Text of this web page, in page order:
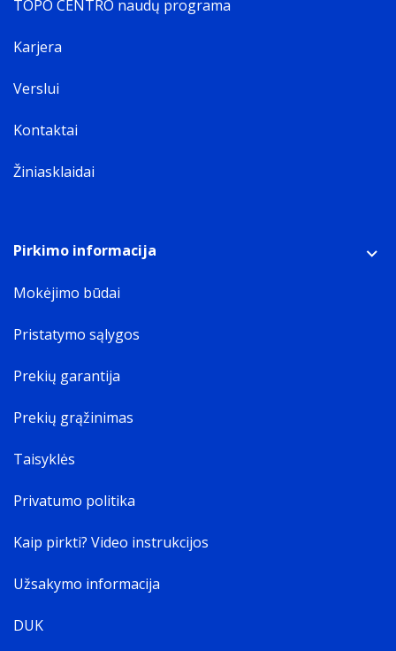
TOPO CENTRO naudų programa
Karjera
Verslui
Kontaktai
Žiniasklaidai
Pirkimo informacija
Mokėjimo būdai
Pristatymo sąlygos
Prekių garantija
Prekių grąžinimas
Taisyklės
Privatumo politika
Kaip pirkti? Video instrukcijos
Užsakymo informacija
DUK